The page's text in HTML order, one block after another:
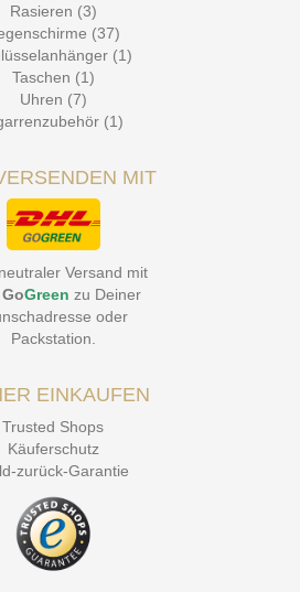
Rasieren (3)
(37)
(1)
Taschen (1)
Uhren (7)
(1)
MIT
Versand mit
GoGreen zu Deiner
oder
Packstation.
EINKAUFEN
Trusted Shops
Käuferschutz
zurück-Garantie